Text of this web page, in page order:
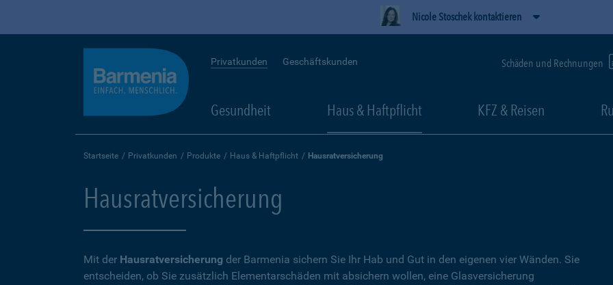
Nicole Stoschek kontaktieren
Privatkunden Geschäftskunden Schäden und Rechnungen
Gesundheit Haus & Haftpflicht KFZ & Reisen
Startseite Privatkunden Produkte Haus & Haftpflicht Hausratversicherung
Hausratversicherung
Mit der Hausratversicherung der Barmenia sichern Sie Ihr Hab und Gut in den eigenen vier Wänden. Sie
entscheiden, ob Sie zusätzlich Elementarschäden mit absichern wollen, eine Glasversicherung